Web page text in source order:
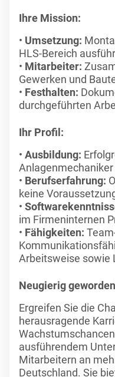
Ihre Mission:
Umsetzung:
HLS-Bereich
Mitarbeiter:
Gewerken und
Festhalten:
durchgeführten
Ihr Profil:
Ausbildung:
Berufserfahrung:
keine
im Firmeninternen
Fähigkeiten:
Arbeitsweise sowie
Neugierig
Ergreifen Sie die
herausragende
ausführendem
Mitarbeitern an
Deutschland. Sie